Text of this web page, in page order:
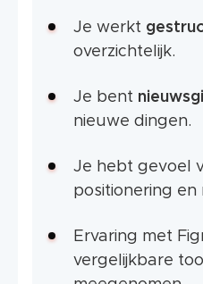
Je werkt
overzichtelijk.
Je bent
nieuwe dingen.
Je hebt gevoel
positionering en
Ervaring met
vergelijkbare